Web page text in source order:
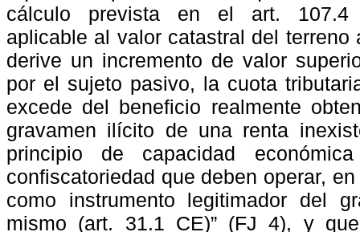
cálculo
prevista en el art.
107.4
aplicable al valor catastral del
derive un incremento de valor
por el sujeto pasivo, la cuota
excede del beneficio realmente
gravamen ilícito de una renta
principio
de capacidad
económica
confiscatoriedad que deben operar,
como instrumento legitimador del
mismo (art. 31.1 CE)” (FJ 4), y